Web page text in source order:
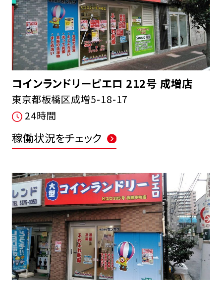
コインランドリーピエロ 212号 成増店
東京都板橋区成増5-18-17
24時間
稼働状況をチェック